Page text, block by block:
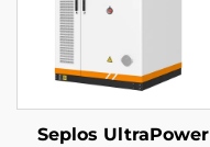
Seplos UltraPower